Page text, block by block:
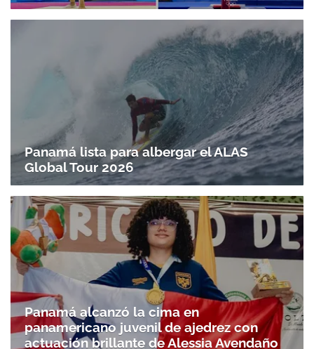
Panamá lista para albergar el ALAS
Global Tour 2026
Panamá alcanzó la cima en
panamericano juvenil de ajedrez con
actuación brillante de Alessia Avendaño